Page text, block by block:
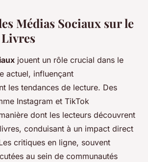
Médias Sociaux sur le
Livres
jouent un rôle crucial dans le
actuel, influençant
les tendances de lecture. Des
Instagram et TikTok
dont les lecteurs découvrent
conduisant à un impact direct
critiques en ligne, souvent
au sein de communautés